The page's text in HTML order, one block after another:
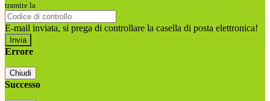
tramite la
E-mail inviata, si prega di controllare la casella di posta elettronica!
Errore
Chiudi
Successo